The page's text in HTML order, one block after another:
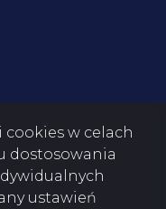
w celach
dostosowania
ustawień